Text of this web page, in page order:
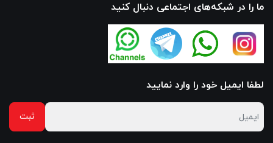
ما را در شبکه‌های اجتماعی دنبال کنید
لطفا ایمیل خود را وارد نمایید